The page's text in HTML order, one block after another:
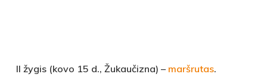
II žygis (kovo 15 d., Žukaučizna) – maršrutas.